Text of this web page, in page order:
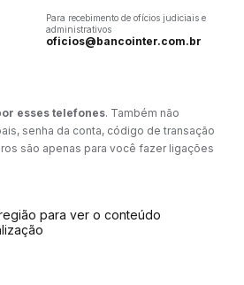
Para recebimento de ofícios judiciais e
administrativos
oficios@bancointer.com.br
esses telefones. Também não
senha da conta, código de transação
são apenas para você fazer ligações
para ver o conteúdo